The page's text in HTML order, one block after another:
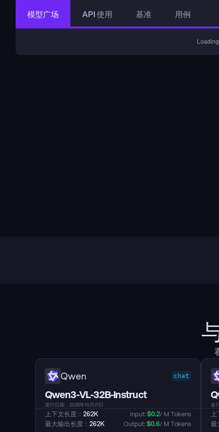
模型广场 API 使用 基准 用例
Qwen chat
Qwen3-VL-32B-Instruct
发行日期：2025年10月21日
上下文长度： 262K
最大输出长度： 262K
Input: $0.2/ M Tokens
Output: $0.6/ M Tokens
发
上
最